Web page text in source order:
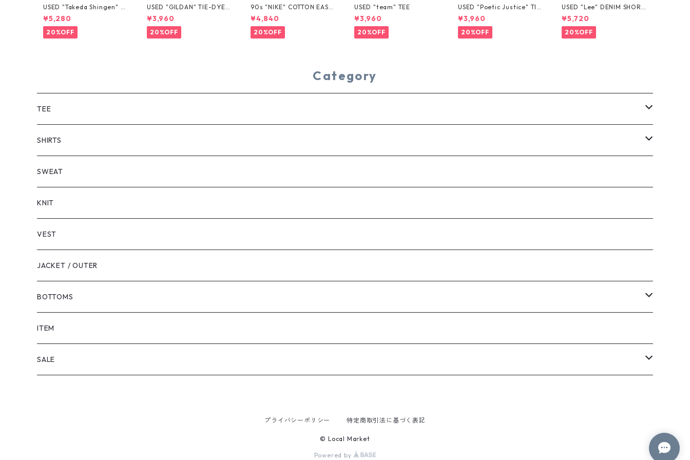
USED "Takeda Shingen" T
EE
¥5,280
20%OFF
USED "GILDAN" TIE-DYE T
EE
¥3,960
20%OFF
90s "NIKE" COTTON EASY
SHORTS
¥4,840
20%OFF
USED "team" TEE
¥3,960
20%OFF
USED "Poetic Justice" TIE
-DYE TEE
¥3,960
20%OFF
USED "Lee" DENIM SHORT
S
¥5,720
20%OFF
Category
TEE
SHORT SLEEVE
LONG SLEEVE
SHIRTS
SHORT SLEEVE
LONG SLEEVE
SWEAT
KNIT
VEST
JACKET / OUTER
BOTTOMS
SHORTS
PANTS
ITEM
SALE
プライバシーポリシー 特定商取引法に基づく表記
© Local Market
Powered by